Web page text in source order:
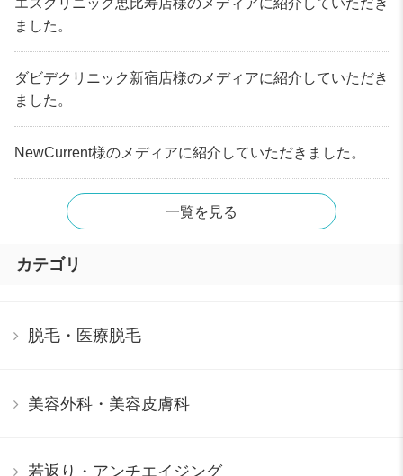
エスクリニック恵比寿店様のメディアに紹介していただき
ました。
ダビデクリニック新宿店様のメディアに紹介していただき
ました。
NewCurrent様のメディアに紹介していただきました。
一覧を見る
カテゴリ
脱毛・医療脱毛
美容外科・美容皮膚科
若返り・アンチエイジング